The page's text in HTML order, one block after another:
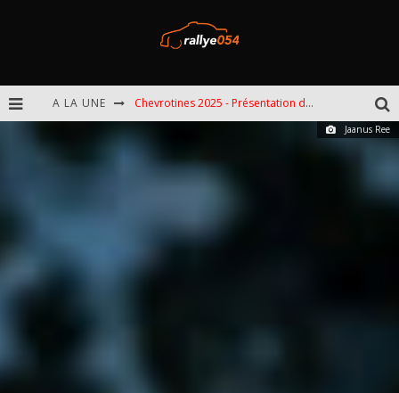
A LA UNE Chevrotines 2025 - Présentation de l'épreuve
Jaanus Ree